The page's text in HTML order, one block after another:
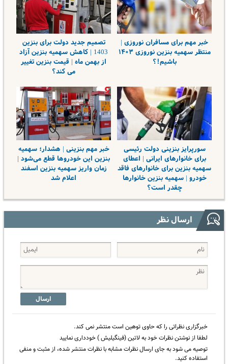
خبر مهم برای مسافران نوروزی |
منتظر سهمیه بنزین نوروزی ۱۴۰۳
باشیم!؟
تصمیم جدید دولت برای بنزین
1403 | کاهش سهمیه بنزین آزاد
از بهمن ماه | قیمت بنزین تغییر
می کند؟
سورپرایز بنزینی دولت رئیسی
برای خانوارهای ایرانی | اعطای
سهمیه بنزین برای خانوارهای فاقد
خودرو | سهمیه بنزین خانوارها
چقدر است؟
خبر مهم بنزینی | هشدار؛ سهمیه
بنزین این خودروها قطع می‌شود |
زمان واریز سهمیه بنزین اسفند
اعلام شد
ارسال نظر
ارسال
خبرگزاری نظراتی را که حاوی توهین است منتشر نمی کند.
لطفا از نوشتن نظرات خود به لاتین (فینگیلیش ) خودداری نمایید
توصیه می شود به جای ارسال نظرات مشابه با نظرات منتشر شده، از مثبت و منفی
استفاده کنید.